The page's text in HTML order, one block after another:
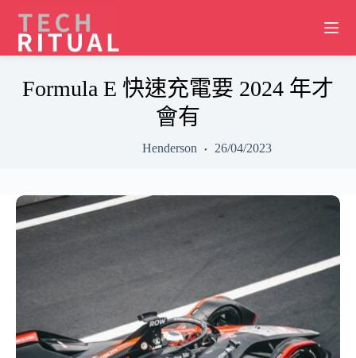
content
Formula E 快速充電要 2024 年才
會有
Henderson 26/04/2023